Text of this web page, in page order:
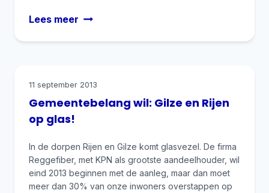
Lees meer Snel
buitengebied!
Gemeentebelang wil: Gilze en Rijen
op glas!
11 september 2013
In de dorpen Rijen en Gilze komt glasvezel. De firma
Reggefiber, met KPN als grootste aandeelhouder, wil
eind 2013 beginnen met de aanleg, maar dan moet
meer dan 30% van onze inwoners overstappen op